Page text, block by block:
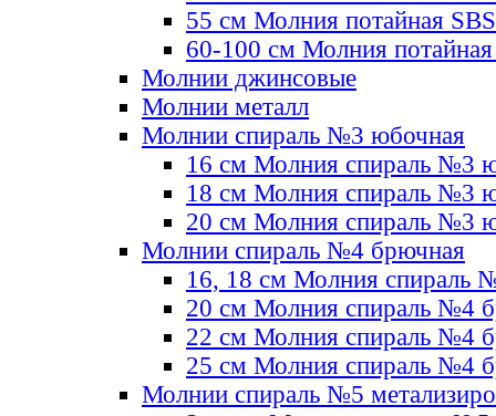
55 см Молния потайная SBS
60-100 см Молния
Молнии джинсовые
Молнии металл
Молнии спираль №3 юбочная
16 см Молния спираль №3
18 см Молния спираль №3
20 см Молния спираль №3
Молнии спираль №4 брючная
16, 18 см Молния спираль
20 см Молния спираль №4
22 см Молния спираль №4
25 см Молния спираль №4
Молнии спираль №5